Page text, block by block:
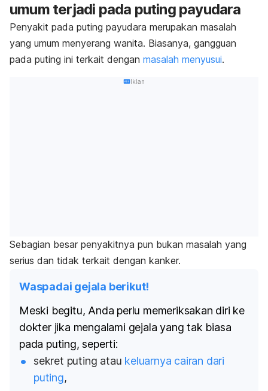
umum terjadi pada puting payudara
Penyakit pada puting payudara merupakan masalah
yang umum menyerang wanita. Biasanya, gangguan
pada puting ini terkait dengan masalah menyusui.
Iklan
Sebagian besar penyakitnya pun bukan masalah yang
serius dan tidak terkait dengan kanker.
Waspadai gejala berikut!
Meski begitu, Anda perlu memeriksakan diri ke
dokter jika mengalami gejala yang tak biasa
pada puting, seperti:
sekret puting atau keluarnya cairan dari
puting,